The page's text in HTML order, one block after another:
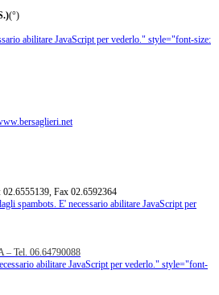
(°)
abilitare JavaScript per vederlo." style="font-size:
Fax 02.6592364
spambots. E' necessario abilitare JavaScript per
– Tel. 06.64790088
abilitare JavaScript per vederlo." style="font-